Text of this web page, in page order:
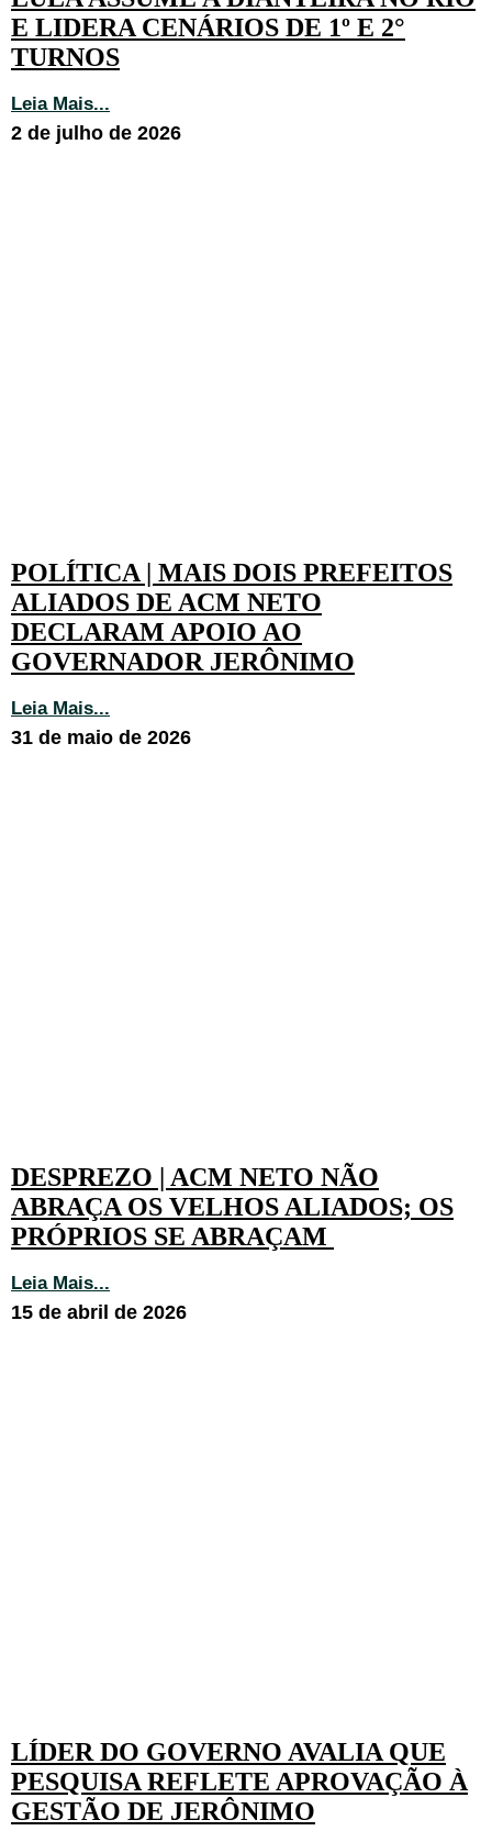
E LIDERA CENÁRIOS DE 1º E 2°
TURNOS
Leia Mais...
2 de julho de 2026
POLÍTICA | MAIS DOIS PREFEITOS
ALIADOS DE ACM NETO
DECLARAM APOIO AO
GOVERNADOR JERÔNIMO
Leia Mais...
31 de maio de 2026
DESPREZO | ACM NETO NÃO
ABRAÇA OS VELHOS ALIADOS; OS
PRÓPRIOS SE ABRAÇAM
Leia Mais...
15 de abril de 2026
LÍDER DO GOVERNO AVALIA QUE
PESQUISA REFLETE APROVAÇÃO À
GESTÃO DE JERÔNIMO